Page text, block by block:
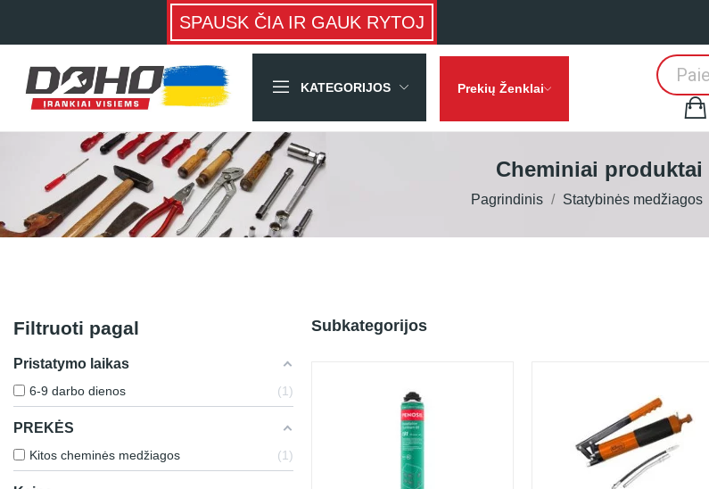
SPAUSK ČIA IR GAUK RYTOJ
KATEGORIJOS Prekių Ženklai
Cheminiai produktai
Pagrindinis Statybinės medžiagos
Filtruoti pagal
Pristatymo laikas
6-9 darbo dienos 1
PREKĖS
Kitos cheminės medžiagos 1
Subkategorijos